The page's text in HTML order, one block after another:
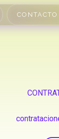
CONTACTO